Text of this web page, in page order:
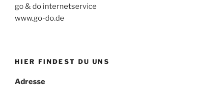
go & do internetservice
www.go-do.de
HIER FINDEST DU UNS
Adresse